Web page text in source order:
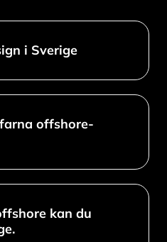
i Sverige​
offshore-
kan du